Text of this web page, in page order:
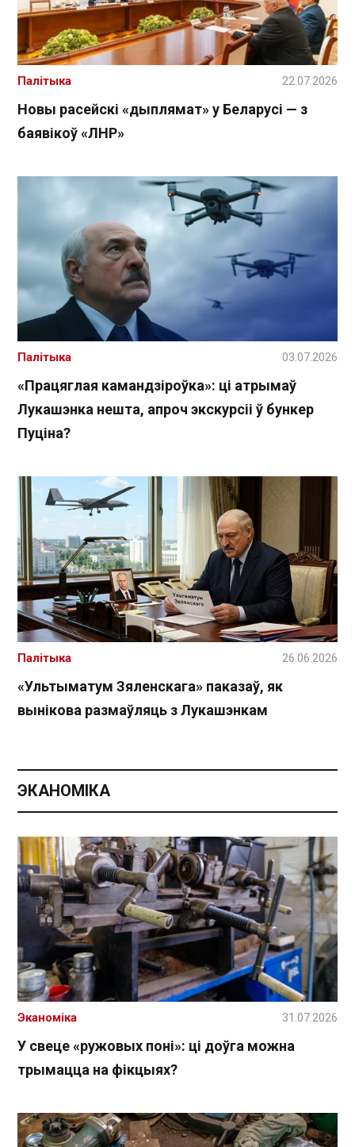
Новы расейскі «дыплямат» у Беларусі — з
баявікоў «ЛНР»
Палітыка 22.07.2026
«Працяглая камандзіроўка»: ці атрымаў
Лукашэнка нешта, апроч экскурсіі ў бункер
Пуціна?
Палітыка 03.07.2026
«Ультыматум Зяленскага» паказаў, як
вынікова размаўляць з Лукашэнкам
Палітыка 26.06.2026
ЭКАНОМІКА
У свеце «ружовых поні»: ці доўга можна
трымацца на фікцыях?
Эканоміка 31.07.2026